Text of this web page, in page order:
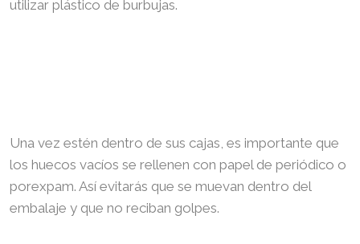
utilizar plástico de burbujas.
Una vez estén dentro de sus cajas, es importante que
los huecos vacíos se rellenen con papel de periódico o
porexpam. Así evitarás que se muevan dentro del
embalaje y que no reciban golpes.